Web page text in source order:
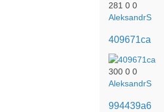
281 0 0
AleksandrS
409671ca
300 0 0
AleksandrS
994439a6